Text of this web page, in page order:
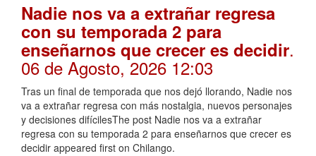
Nadie nos va a extrañar regresa
con su temporada 2 para
enseñarnos que crecer es decidir.
06 de Agosto, 2026 12:03
Tras un final de temporada que nos dejó llorando, Nadie nos
va a extrañar regresa con más nostalgia, nuevos personajes
y decisiones difícilesThe post Nadie nos va a extrañar
regresa con su temporada 2 para enseñarnos que crecer es
decidir appeared first on Chilango.